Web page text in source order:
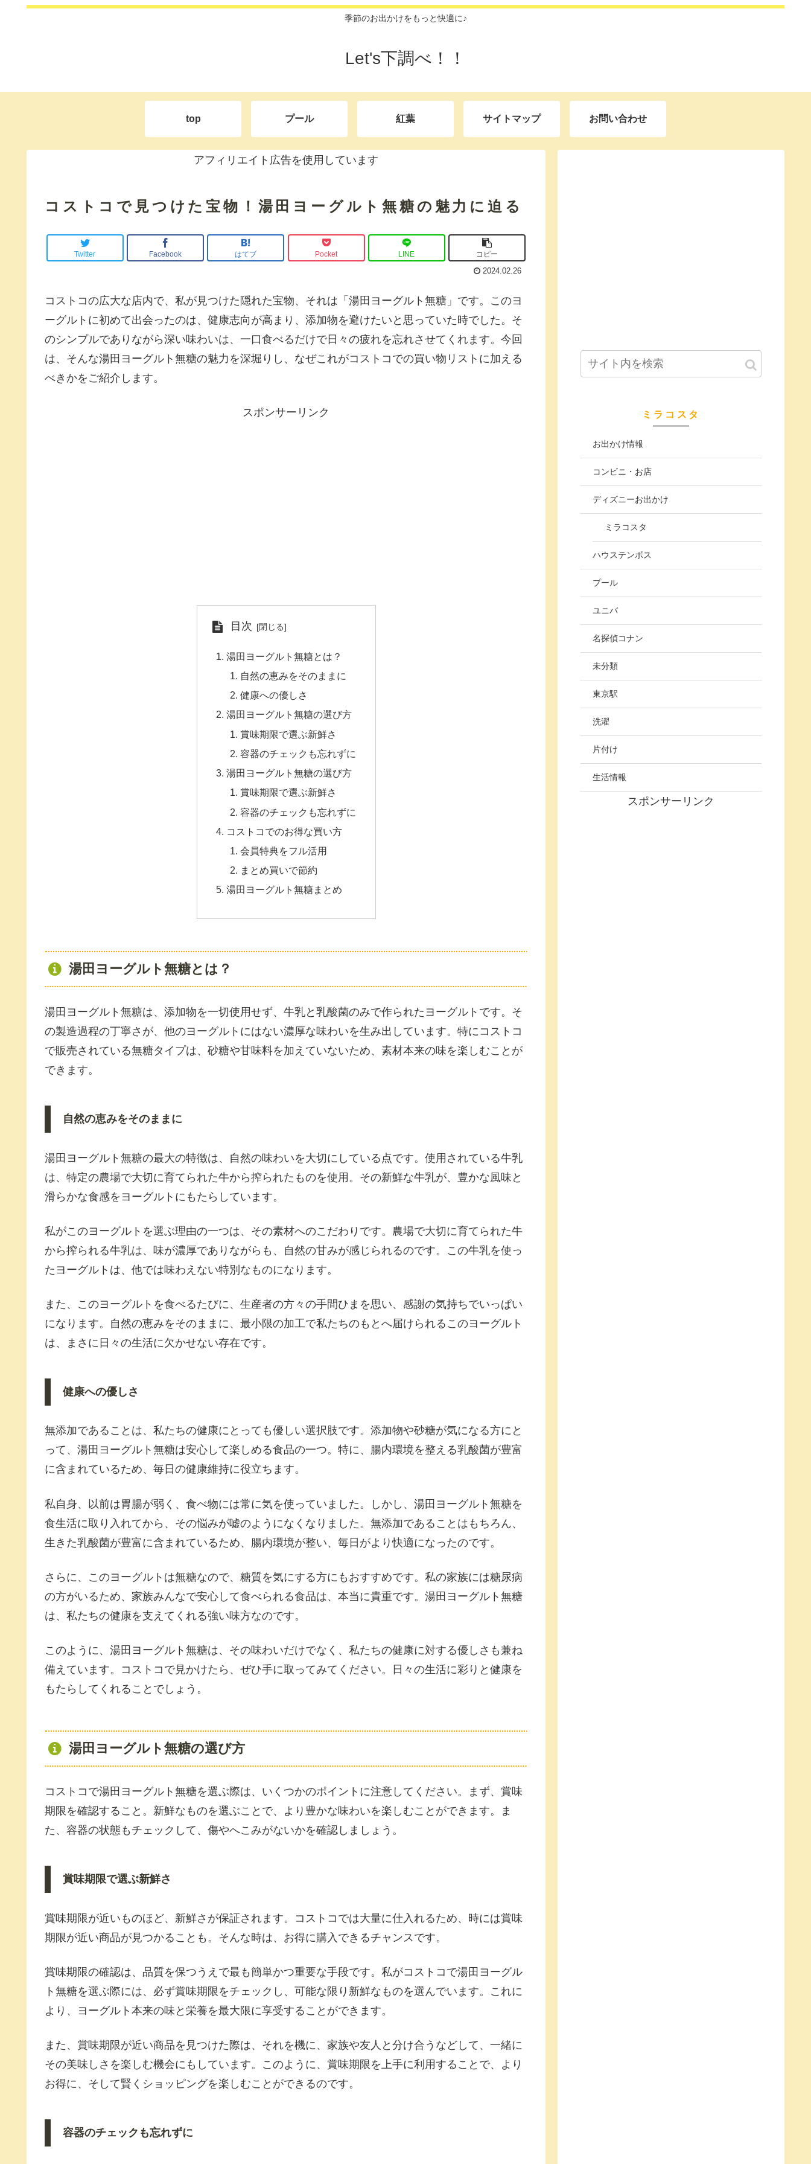
季節のお出かけをもっと快適に♪
Let's下調べ！！
top プール 紅葉 サイトマップ お問い合わせ
アフィリエイト広告を使用しています
コストコで見つけた宝物！湯田ヨーグルト無糖の魅力に迫る
Twitter Facebook はてブ Pocket LINE
コピー
2024.02.26
コストコの広大な店内で、私が見つけた隠れた宝物、それは「湯田ヨーグルト無糖」です。このヨ
ーグルトに初めて出会ったのは、健康志向が高まり、添加物を避けたいと思っていた時でした。そ
のシンプルでありながら深い味わいは、一口食べるだけで日々の疲れを忘れさせてくれます。今回
は、そんな湯田ヨーグルト無糖の魅力を深堀りし、なぜこれがコストコでの買い物リストに加える
べきかをご紹介します。
スポンサーリンク
目次
湯田ヨーグルト無糖とは？
自然の恵みをそのままに
健康への優しさ
湯田ヨーグルト無糖の選び方
賞味期限で選ぶ新鮮さ
容器のチェックも忘れずに
湯田ヨーグルト無糖の選び方
賞味期限で選ぶ新鮮さ
容器のチェックも忘れずに
コストコでのお得な買い方
会員特典をフル活用
まとめ買いで節約
湯田ヨーグルト無糖まとめ
湯田ヨーグルト無糖とは？
湯田ヨーグルト無糖は、添加物を一切使用せず、牛乳と乳酸菌のみで作られたヨーグルトです。そ
の製造過程の丁寧さが、他のヨーグルトにはない濃厚な味わいを生み出しています。特にコストコ
で販売されている無糖タイプは、砂糖や甘味料を加えていないため、素材本来の味を楽しむことが
できます。
自然の恵みをそのままに
湯田ヨーグルト無糖の最大の特徴は、自然の味わいを大切にしている点です。使用されている牛乳
は、特定の農場で大切に育てられた牛から搾られたものを使用。その新鮮な牛乳が、豊かな風味と
滑らかな食感をヨーグルトにもたらしています。
私がこのヨーグルトを選ぶ理由の一つは、その素材へのこだわりです。農場で大切に育てられた牛
から搾られる牛乳は、味が濃厚でありながらも、自然の甘みが感じられるのです。この牛乳を使っ
たヨーグルトは、他では味わえない特別なものになります。
また、このヨーグルトを食べるたびに、生産者の方々の手間ひまを思い、感謝の気持ちでいっぱい
になります。自然の恵みをそのままに、最小限の加工で私たちのもとへ届けられるこのヨーグルト
は、まさに日々の生活に欠かせない存在です。
健康への優しさ
無添加であることは、私たちの健康にとっても優しい選択肢です。添加物や砂糖が気になる方にと
って、湯田ヨーグルト無糖は安心して楽しめる食品の一つ。特に、腸内環境を整える乳酸菌が豊富
に含まれているため、毎日の健康維持に役立ちます。
私自身、以前は胃腸が弱く、食べ物には常に気を使っていました。しかし、湯田ヨーグルト無糖を
食生活に取り入れてから、その悩みが嘘のようになくなりました。無添加であることはもちろん、
生きた乳酸菌が豊富に含まれているため、腸内環境が整い、毎日がより快適になったのです。
さらに、このヨーグルトは無糖なので、糖質を気にする方にもおすすめです。私の家族には糖尿病
の方がいるため、家族みんなで安心して食べられる食品は、本当に貴重です。湯田ヨーグルト無糖
は、私たちの健康を支えてくれる強い味方なのです。
このように、湯田ヨーグルト無糖は、その味わいだけでなく、私たちの健康に対する優しさも兼ね
備えています。コストコで見かけたら、ぜひ手に取ってみてください。日々の生活に彩りと健康を
もたらしてくれることでしょう。
湯田ヨーグルト無糖の選び方
コストコで湯田ヨーグルト無糖を選ぶ際は、いくつかのポイントに注意してください。まず、賞味
期限を確認すること。新鮮なものを選ぶことで、より豊かな味わいを楽しむことができます。ま
た、容器の状態もチェックして、傷やへこみがないかを確認しましょう。
賞味期限で選ぶ新鮮さ
賞味期限が近いものほど、新鮮さが保証されます。コストコでは大量に仕入れるため、時には賞味
期限が近い商品が見つかることも。そんな時は、お得に購入できるチャンスです。
賞味期限の確認は、品質を保つうえで最も簡単かつ重要な手段です。私がコストコで湯田ヨーグル
ト無糖を選ぶ際には、必ず賞味期限をチェックし、可能な限り新鮮なものを選んでいます。これに
より、ヨーグルト本来の味と栄養を最大限に享受することができます。
また、賞味期限が近い商品を見つけた際は、それを機に、家族や友人と分け合うなどして、一緒に
その美味しさを楽しむ機会にもしています。このように、賞味期限を上手に利用することで、より
お得に、そして賢くショッピングを楽しむことができるのです。
容器のチェックも忘れずに
ミラコスタ
お出かけ情報
コンビニ・お店
ディズニーお出かけ
ミラコスタ
ハウステンボス
プール
ユニバ
名探偵コナン
未分類
東京駅
洗濯
片付け
生活情報
スポンサーリンク